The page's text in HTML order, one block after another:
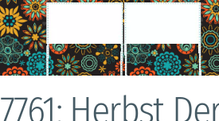
7761: Herbst